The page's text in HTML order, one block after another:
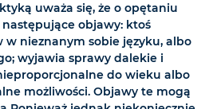
uważa się, że o opętaniu
następujące objawy: ktoś
w nieznanym sobie języku, albo
wyjawia sprawy dalekie i
do wieku albo
możliwości. Objawy te mogą